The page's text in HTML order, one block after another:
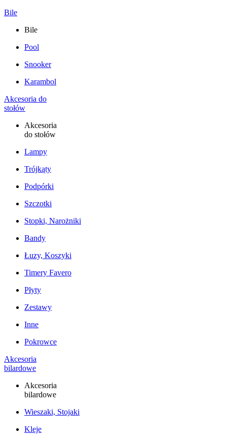
Bile
Bile
Pool
Snooker
Karambol
Akcesoria do
stołów
Akcesoria
do stołów
Lampy
Trójkąty
Podpórki
Szczotki
Stopki, Narożniki
Bandy
Łuzy, Koszyki
Timery Favero
Płyty
Zestawy
Inne
Pokrowce
Akcesoria
bilardowe
Akcesoria
bilardowe
Wieszaki, Stojaki
Kleje